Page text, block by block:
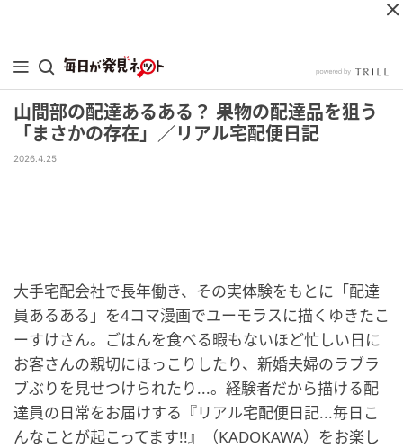
山間部の配達あるある？ 果物の配達品を狙う
「まさかの存在」／リアル宅配便日記
2026.4.25
大手宅配会社で長年働き、その実体験をもとに「配達
員あるある」を4コマ漫画でユーモラスに描くゆきたこ
ーすけさん。ごはんを食べる暇もないほど忙しい日に
お客さんの親切にほっこりしたり、新婚夫婦のラブラ
ブぶりを見せつけられたり...。経験者だから描ける配
達員の日常をお届けする『リアル宅配便日記...毎日こ
んなことが起こってます!!』（KADOKAWA）をお楽し